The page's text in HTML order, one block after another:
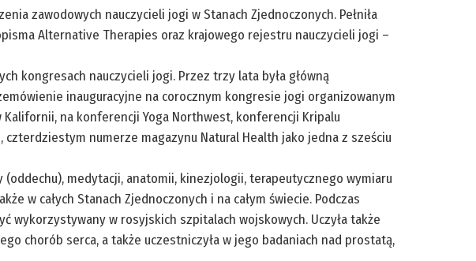
zawodowych nauczycieli jogi w Stanach Zjednoczonych. Pełniła
Alternative Therapies oraz krajowego rejestru nauczycieli jogi –
kongresach nauczycieli jogi. Przez trzy lata była główną
inauguracyjne na corocznym kongresie jogi organizowanym
Kalifornii, na konferencji Yoga Northwest, konferencji Kripalu
numerze magazynu Natural Health jako jedna z sześciu
medytacji, anatomii, kinezjologii, terapeutycznego wymiaru
w całych Stanach Zjednoczonych i na całym świecie. Podczas
wykorzystywany w rosyjskich szpitalach wojskowych. Uczyła także
chorób serca, a także uczestniczyła w jego badaniach nad prostatą,